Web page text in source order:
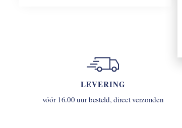
LEVERING
vóór 16.00 uur besteld, direct verzonden